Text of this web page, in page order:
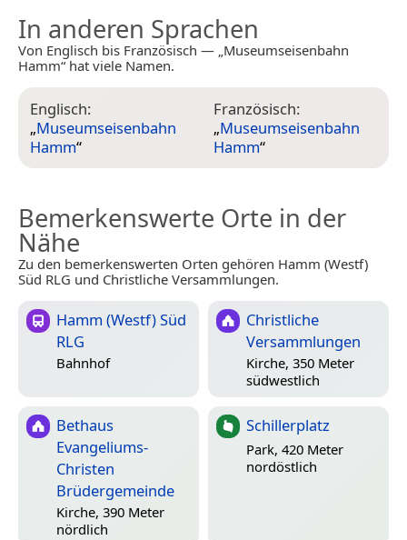
In anderen Sprachen
Von Englisch bis Französisch — „Museumseisenbahn
Hamm“ hat viele Namen.
Englisch:
„Museumseisenbahn
Hamm“
Französisch:
„Museumseisenbahn
Hamm“
Bemerkenswerte Orte in der
Nähe
Zu den bemerkenswerten Orten gehören Hamm (Westf)
Süd RLG und Christliche Versammlungen.
Hamm (Westf) Süd
RLG
Bahnhof
Christliche
Versammlungen
Kirche, 350 Meter
südwestlich
Bethaus
Evangeliums-
Christen
Brüdergemeinde
Kirche, 390 Meter
nördlich
Schillerplatz
Park, 420 Meter
nordöstlich